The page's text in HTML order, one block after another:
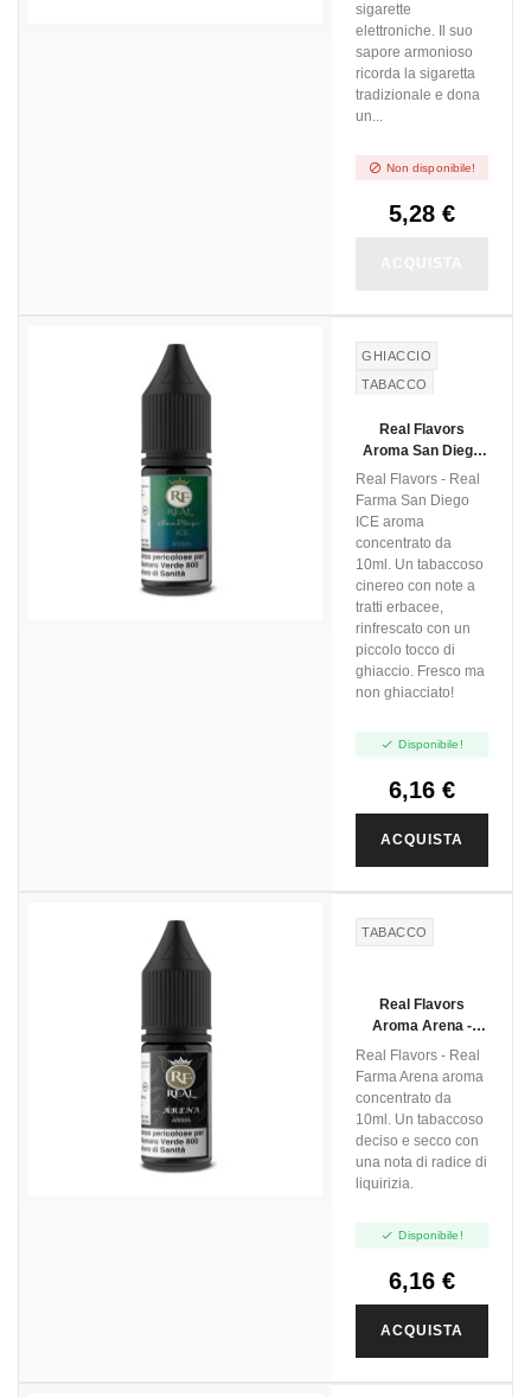
sigarette
elettroniche. Il suo
sapore armonioso
ricorda la sigaretta
tradizionale e dona
un...
 Non disponibile!
5,28 €
GHIACCIO
TABACCO
Real Flavors
Aroma San Diego
Ice - 10ml
Real Flavors - Real
Farma San Diego
ICE aroma
concentrato da
10ml. Un tabaccoso
cinereo con note a
tratti erbacee,
rinfrescato con un
piccolo tocco di
ghiaccio. Fresco ma
non ghiacciato!
 Disponibile!
6,16 €
ACQUISTA
TABACCO
Real Flavors
Aroma Arena -
Real Flavors - Real
Farma Arena aroma
concentrato da
10ml. Un tabaccoso
deciso e secco con
una nota di radice di
liquirizia.
 Disponibile!
6,16 €
ACQUISTA